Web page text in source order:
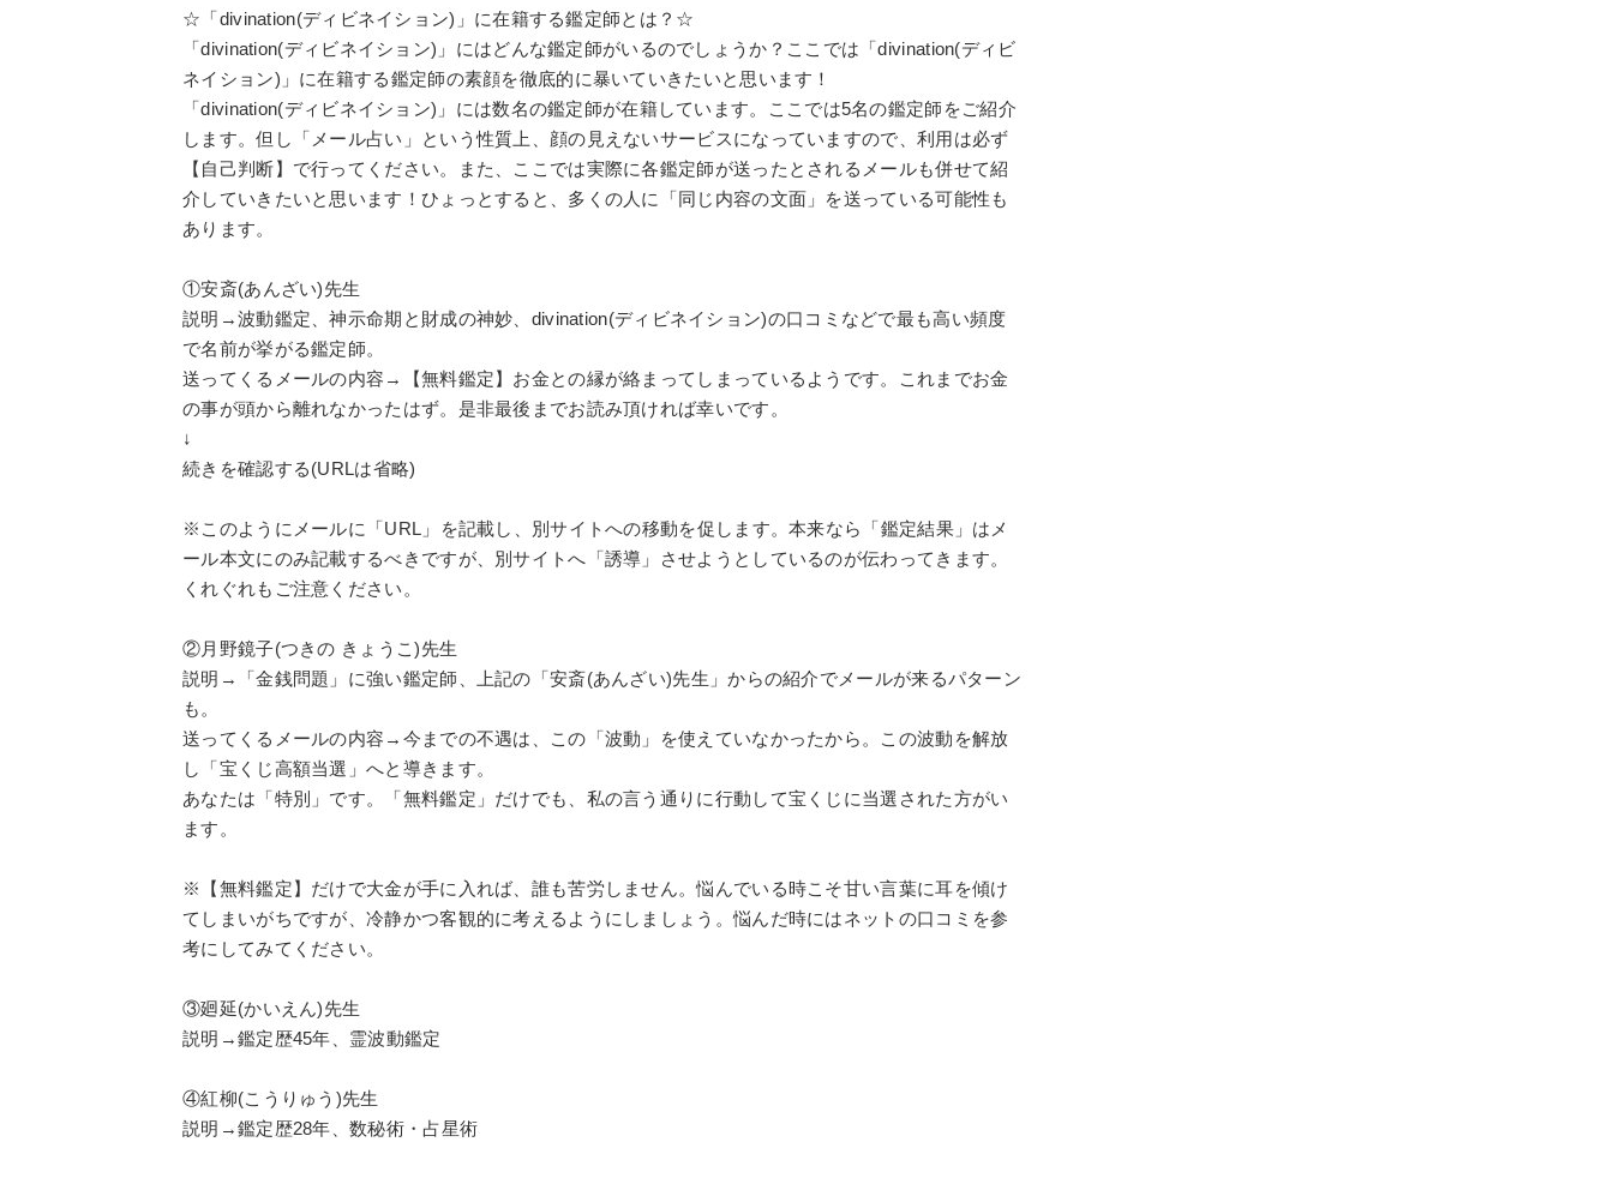
☆「divination(ディビネイション)」に在籍する鑑定師とは？☆
「divination(ディビネイション)」にはどんな鑑定師がいるのでしょうか？ここでは「divination(ディビ
ネイション)」に在籍する鑑定師の素顔を徹底的に暴いていきたいと思います！
「divination(ディビネイション)」には数名の鑑定師が在籍しています。ここでは5名の鑑定師をご紹介
します。但し「メール占い」という性質上、顔の見えないサービスになっていますので、利用は必ず
【自己判断】で行ってください。また、ここでは実際に各鑑定師が送ったとされるメールも併せて紹
介していきたいと思います！ひょっとすると、多くの人に「同じ内容の文面」を送っている可能性も
あります。
①安斎(あんざい)先生
説明→波動鑑定、神示命期と財成の神妙、divination(ディビネイション)の口コミなどで最も高い頻度
で名前が挙がる鑑定師。
送ってくるメールの内容→【無料鑑定】お金との縁が絡まってしまっているようです。これまでお金
の事が頭から離れなかったはず。是非最後までお読み頂ければ幸いです。
↓
続きを確認する(URLは省略)
※このようにメールに「URL」を記載し、別サイトへの移動を促します。本来なら「鑑定結果」はメ
ール本文にのみ記載するべきですが、別サイトへ「誘導」させようとしているのが伝わってきます。
くれぐれもご注意ください。
②月野鏡子(つきの きょうこ)先生
説明→「金銭問題」に強い鑑定師、上記の「安斎(あんざい)先生」からの紹介でメールが来るパターン
も。
送ってくるメールの内容→今までの不遇は、この「波動」を使えていなかったから。この波動を解放
し「宝くじ高額当選」へと導きます。
あなたは「特別」です。「無料鑑定」だけでも、私の言う通りに行動して宝くじに当選された方がい
ます。
※【無料鑑定】だけで大金が手に入れば、誰も苦労しません。悩んでいる時こそ甘い言葉に耳を傾け
てしまいがちですが、冷静かつ客観的に考えるようにしましょう。悩んだ時にはネットの口コミを参
考にしてみてください。
③廻延(かいえん)先生
説明→鑑定歴45年、霊波動鑑定
④紅柳(こうりゅう)先生
説明→鑑定歴28年、数秘術・占星術